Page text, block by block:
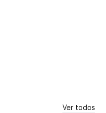
Ver todos